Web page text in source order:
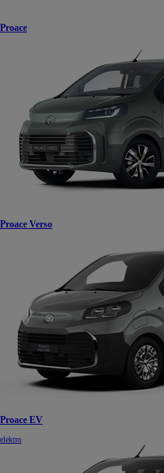
Proace
Proace Verso
Proace EV
elektro